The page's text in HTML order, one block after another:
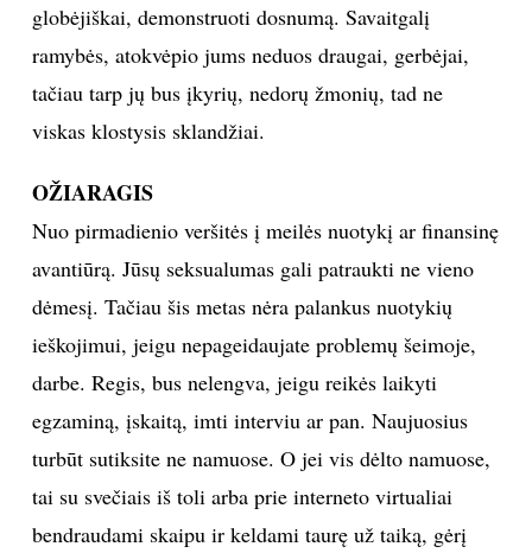
globėjiškai, demonstruoti dosnumą. Savaitgalį
ramybės, atokvėpio jums neduos draugai, gerbėjai,
tačiau tarp jų bus įkyrių, nedorų žmonių, tad ne
viskas klostysis sklandžiai.
OŽIARAGIS
Nuo pirmadienio veršitės į meilės nuotykį ar finansinę
avantiūrą. Jūsų seksualumas gali patraukti ne vieno
dėmesį. Tačiau šis metas nėra palankus nuotykių
ieškojimui, jeigu nepageidaujate problemų šeimoje,
darbe. Regis, bus nelengva, jeigu reikės laikyti
egzaminą, įskaitą, imti interviu ar pan. Naujuosius
turbūt sutiksite ne namuose. O jei vis dėlto namuose,
tai su svečiais iš toli arba prie interneto virtualiai
bendraudami skaipu ir keldami taurę už taiką, gėrį